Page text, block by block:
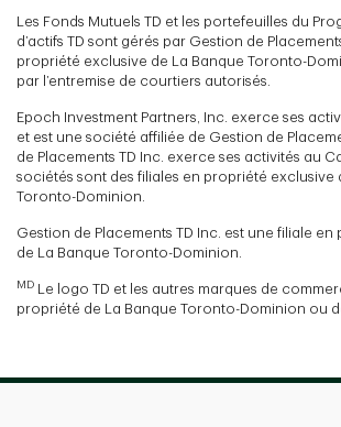
Les Fonds Mutuels TD et les portefeuilles du
d’actifs TD sont gérés par Gestion de
propriété exclusive de La Banque Toronto-
par l’entremise de courtiers autorisés.
Epoch Investment Partners, Inc. exerce ses
et est une société affiliée de Gestion de
de Placements TD Inc. exerce ses activités au
sociétés sont des filiales en propriété exclusive
Toronto-Dominion.
Gestion de Placements TD Inc. est une filiale
de La Banque Toronto-Dominion.
MD
Le logo TD et les autres marques de
propriété de La Banque Toronto-Dominion ou